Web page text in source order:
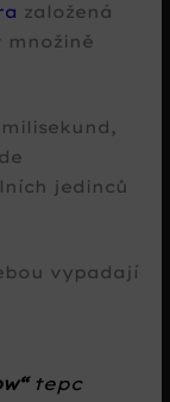
založená
množině
jedinců
vypadají
tepc